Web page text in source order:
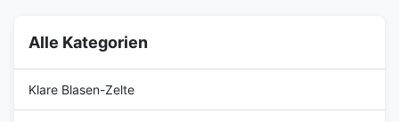
Alle Kategorien
Klare Blasen-Zelte